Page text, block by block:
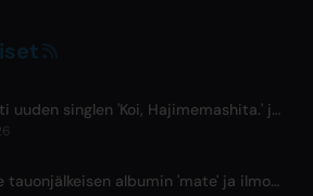
=LOVE julkisti uuden singlen 'Koi, Hajimemashita.' ja Tokyo Domena konsertit
AliA julkaisee tauonjälkeisen albumin 'mate' ja ilmoittaa Tokion live-esityksestä